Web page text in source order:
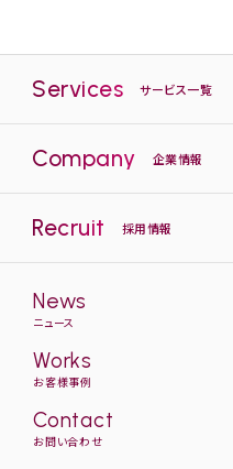
Services サービス一覧
Company 企業情報
Recruit 採用情報
News
ニュース
Works
お客様事例
Contact
お問い合わせ